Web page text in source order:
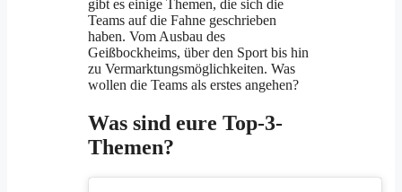
gibt es einige Themen, die sich die
Teams auf die Fahne geschrieben
haben. Vom Ausbau des
Geißbockheims, über den Sport bis hin
zu Vermarktungsmöglichkeiten. Was
wollen die Teams als erstes angehen?
Was sind eure Top-3-
Themen?